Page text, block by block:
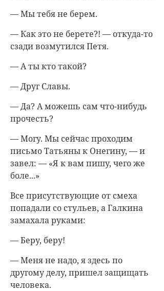
— Мы тебя не берем.
— Как это не берете?! — откуда-то
сзади возмутился Петя.
— А ты кто такой?
— Друг Славы.
— Да? А можешь сам что-нибудь
прочесть?
— Могу. Мы сейчас проходим
письмо Татьяны к Онегину, — и
завел: — «Я к вам пишу, чего же
боле...»
Все присутствующие от смеха
попадали со стульев, а Галкина
замахала руками:
— Беру, беру!
— Меня не надо, я здесь по
другому делу, пришел защищать
человека.